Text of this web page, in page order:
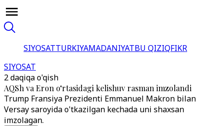
SIYOSATTURKIYAMADANIYATBU QIZIQFIKR
SIYOSAT
2 daqiqa o'qish
AQSh va Eron o‘rtasidagi kelishuv rasman imzolandi
Trump Fransiya Prezidenti Emmanuel Makron bilan
Versay saroyida o'tkazilgan kechada uni shaxsan
imzolagan.